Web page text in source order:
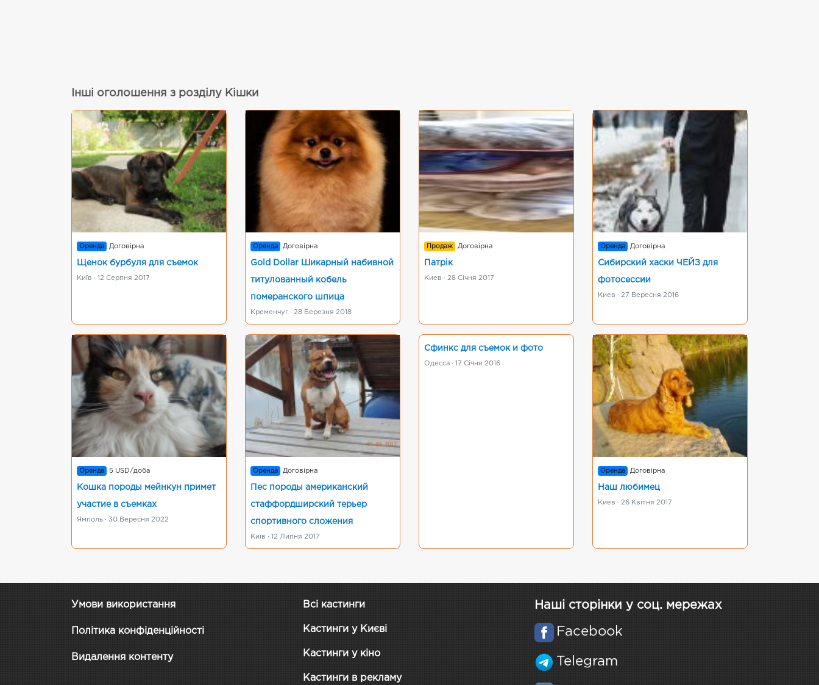
Інші оголошення з розділу Кішки
Оренда Договірна
Щенок бурбуля для съемок
Київ · 12 Серпня 2017
Оренда Договірна
Gold Dollar Шикарный набивной
титулованный кобель
померанского шпица
Кременчуг · 28 Березня 2018
Продаж Договірна
Патрік
Киев · 28 Січня 2017
Оренда Договірна
Сибирский хаски ЧЕЙЗ для
фотосессии
Киев · 27 Вересня 2016
Оренда 5 USD/доба
Кошка породы мейнкун примет
участие в съемках
Ямполь · 30 Вересня 2022
Оренда Договірна
Пес породы американский
стаффордширский терьер
спортивного сложения
Київ · 12 Липня 2017
Сфинкс для съемок и фото
Одесса · 17 Січня 2016
Оренда Договірна
Наш любимец
Киев · 26 Квітня 2017
Умови використання
Політика конфіденційності
Видалення контенту
Всі кастинги
Кастинги у Києві
Кастинги у кіно
Кастинги в рекламу
Наші сторінки у соц. мережах
Facebook
Telegram